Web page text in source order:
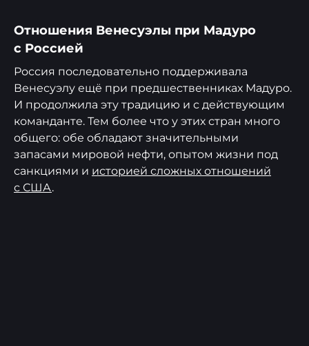
Отношения Венесуэлы при Мадуро
с Россией
Россия последовательно поддерживала
Венесуэлу ещё при предшественниках Мадуро.
И продолжила эту традицию и с действующим
команданте. Тем более что у этих стран много
общего: обе обладают значительными
запасами мировой нефти, опытом жизни под
санкциями и историей сложных отношений
с США.